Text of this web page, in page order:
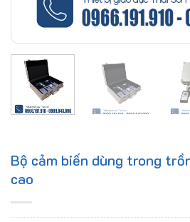
Bộ cảm biến dùng trong
cao